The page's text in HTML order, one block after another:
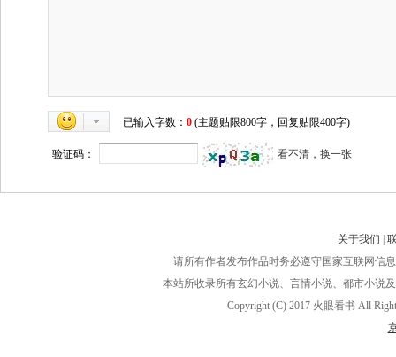
已输入字数： 0 (主题贴限800字，回复贴限400字)
验证码： 看不清，换一张
关于我们
请所有作者发布作品时务必遵守国家互联网信
本站所收录所有玄幻小说、言情小说、都市小说
Copyright (C) 2017 火眼看书 All